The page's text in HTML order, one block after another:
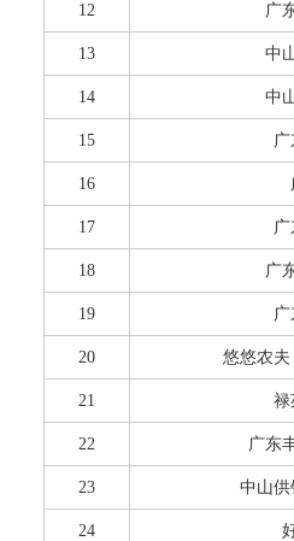
12 广
13 中
14 中
15
16
17
18 广
19
20 悠悠农
21 禄
22 广东
23 中山供
24